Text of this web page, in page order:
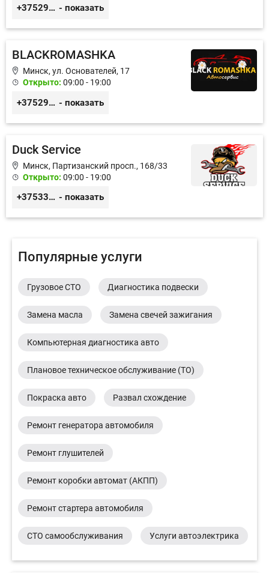
+375299395764 - показать
BLACKROMASHKA
Минск, ул. Основателей, 17
Открыто: 09:00 - 19:00
+375296651188 - показать
Duck Service
Минск, Партизанский просп., 168/33
Открыто: 09:00 - 19:00
+375333416710 - показать
Популярные услуги
Грузовое СТО Диагностика подвески
Замена масла Замена свечей зажигания
Компьютерная диагностика авто
Плановое техническое обслуживание (ТО)
Покраска авто Развал схождение
Ремонт генератора автомобиля
Ремонт глушителей
Ремонт коробки автомат (АКПП)
Ремонт стартера автомобиля
СТО самообслуживания Услуги автоэлектрика